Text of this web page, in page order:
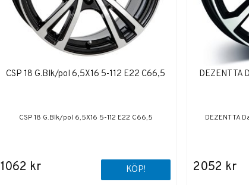
CSP 18 G.Blk/pol 6,5X16 5-112 E22 C66,5
CSP 18 G.Blk/pol 6,5X16 5-112 E22 C66,5
1062 kr KÖP!
DEZENT TA
DEZENT TA
2052 kr